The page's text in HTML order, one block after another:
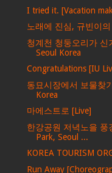
I tried it. [Vacation
노래에 진심, 규빈이
청계천 청둥오리가 신
Seoul Korea
Congratulations [IU
동묘시장에서 보물찾
Korea
마에스트로 [Live]
한강공원 저녁노을 풍
Park, Seoul ...
KOREA TOURISM
Run Away